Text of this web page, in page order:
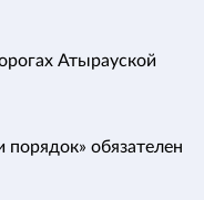
Атырауской
порядок» обязателен